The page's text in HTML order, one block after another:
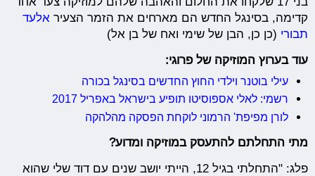
קדימה, בסינגל החדש הם מארחים את הזמר הצעיר אלעד
תבורי (כן כן, הבן של שימי ואח של בן אל)
עוד בערוץ המוזיקה של פרוגי:
עילי בוטנר וילדי החוץ החדשים בסינגל בכורה
רשמי: לאלי אספוסיטו תופיע בישראל באפריל 2017
לורן מפיפת' הרמוני לוקחת הפסקה מהלהקה
מתי התחלתם להתעסק במוזיקה ומדוע?
פלג: "התחלתי בגיל 12, הייתי יושב שנים עם דוד שלי שהוא